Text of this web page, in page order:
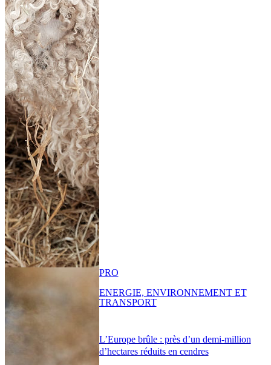
L’Europe brûle : près d’un demi-million
d’hectares réduits en cendres
PRO
ENERGIE, ENVIRONNEMENT ET
TRANSPORT